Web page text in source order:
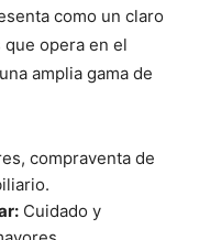
como un claro
opera en el
amplia gama de
compraventa de
Cuidado y